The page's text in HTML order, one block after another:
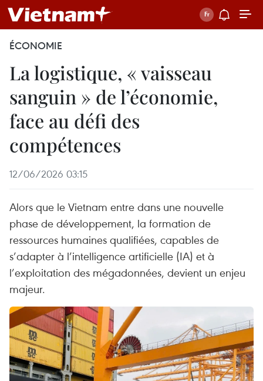
ÉCONOMIE
La logistique, « vaisseau
sanguin » de l’économie,
face au défi des
compétences
12/06/2026 03:15
Alors que le Vietnam entre dans une nouvelle
phase de développement, la formation de
ressources humaines qualifiées, capables de
s’adapter à l’intelligence artificielle (IA) et à
l’exploitation des mégadonnées, devient un enjeu
majeur.